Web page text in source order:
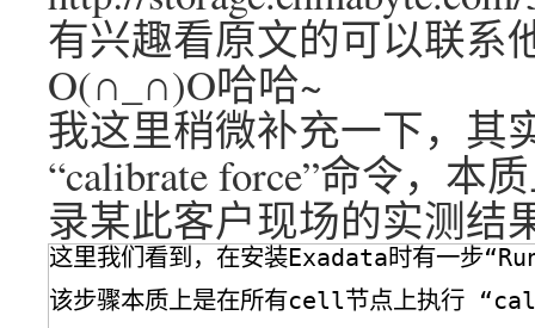
有兴趣看原文的可以联系
O(∩_∩)O哈哈~
我这里稍微补充一下，其
“calibrate force”命令，本
录某此客户现场的实测结
这里我们看到，在安装Exadata时有一步
该步骤本质上是在所有cell节点上执行